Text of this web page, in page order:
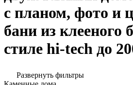
с планом, фото и
бани из клееного
стиле hi-tech до
Развернуть фильтры